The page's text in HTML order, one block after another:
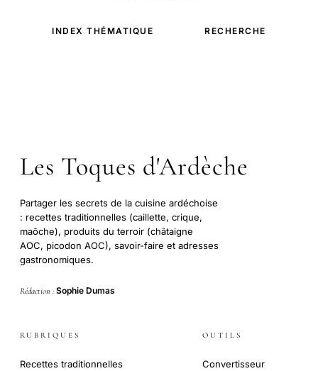
INDEX THÉMATIQUE RECHERCHE
Les Toques d'Ardèche
Partager les secrets de la cuisine ardéchoise
: recettes traditionnelles (caillette, crique,
maôche), produits du terroir (châtaigne
AOC, picodon AOC), savoir-faire et adresses
gastronomiques.
Rédaction : Sophie Dumas
RUBRIQUES
Recettes traditionnelles
OUTILS
Convertisseur